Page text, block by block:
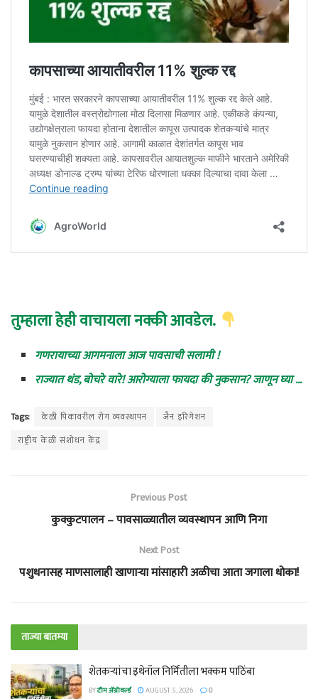
तुम्हाला हेही वाचायला नक्की आवडेल.
गणरायाच्या आगमनाला आज पावसाची सलामी !
राज्यात थंड, बोचरे वारे! आरोग्याला फायदा की नुकसान? जाणून घ्या …
Tags: केळी पिकावरील रोग व्यवस्थापन
जैन इरिगेशन
राष्ट्रीय केळी संशोधन केंद्र
Previous Post
कुक्कुटपालन – पावसाळ्यातील व्यवस्थापन आणि निगा
Next Post
पशुधनासह माणसालाही खाणाऱ्या मांसाहारी अळीचा आता जगाला धोका!
ताज्या बातम्या
शेतकऱ्यांचा इथेनॉल निर्मितीला भक्कम पाठिंबा
BYटीम ॲग्रोवर्ल्ड AUGUST 5, 2026 0